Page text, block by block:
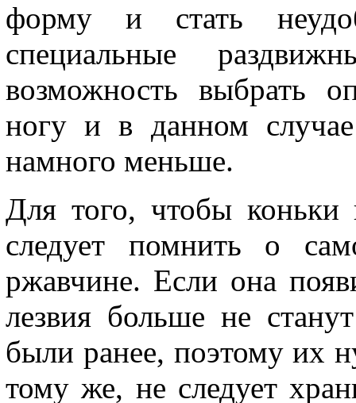
форму и стать
специальные
возможность выбрать
ногу и в данном случае
намного меньше.
Для того, чтобы коньки
следует помнить о
ржавчине. Если она
лезвия больше не
были ранее, поэтому их
тому же, не следует